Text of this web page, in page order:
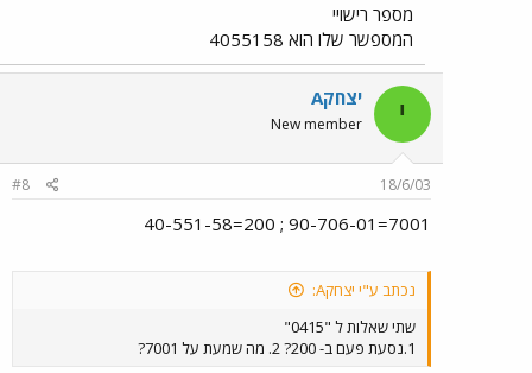
מספר רישויי
המספשר שלו הוא 4055158
י יצחקA
New member
18/6/03
#8
7001=90-706-01 ; 200=40-551-58
נכתב ע"י יצחקA:
שתי שאלות ל "0415"
1.נסעת פעם ב- 200? 2. מה שמעת על 7001?